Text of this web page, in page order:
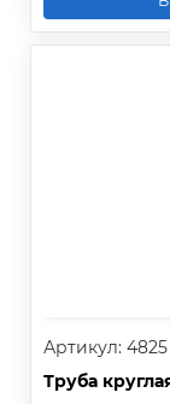
Артикул: 4825
Труба